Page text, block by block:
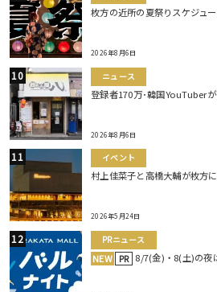
枚方の近所の夏祭りスケジュ
2026年8月6日
ニュース
登録者170万･韓国YouTuber
2026年8月6日
イベント
村上佳菜子と高橋大輔が枚方
2026年5月24日
PRニュース
NEW PR 8/7(金)・8(土)の夜